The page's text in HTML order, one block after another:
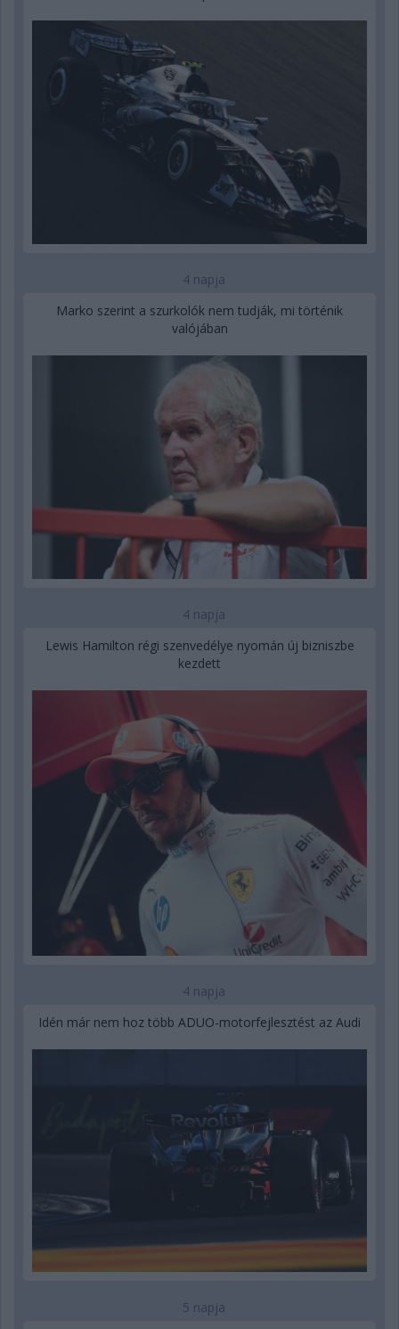
4 napja
Marko szerint a szurkolók nem tudják, mi történik
valójában
4 napja
Lewis Hamilton régi szenvedélye nyomán új bizniszbe
kezdett
4 napja
Idén már nem hoz több ADUO-motorfejlesztést az Audi
5 napja